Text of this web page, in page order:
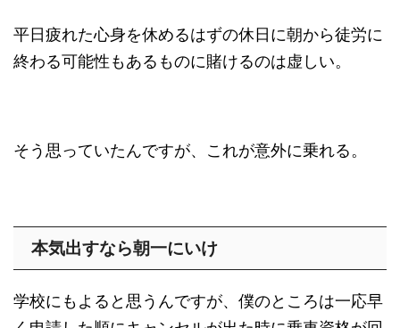
平日疲れた心身を休めるはずの休日に朝から徒労に
終わる可能性もあるものに賭けるのは虚しい。
そう思っていたんですが、これが意外に乗れる。
本気出すなら朝一にいけ
学校にもよると思うんですが、僕のところは一応早